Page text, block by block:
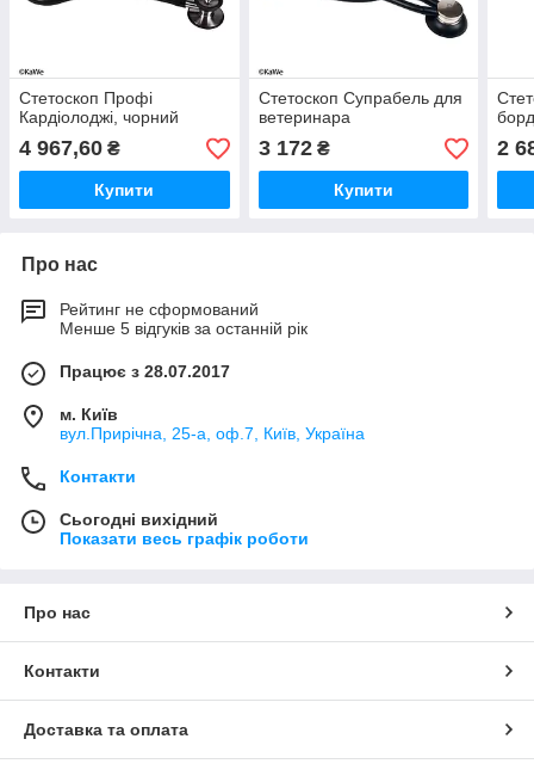
Стетоскоп Профі
Кардіолоджі, чорний
4 967,60 ₴
Купити
Стетоскоп Супрабель для
ветеринара
3 172₴
Купити
2
Про нас
Рейтинг не сформований
Менше 5 відгуків за останній рік
Працює з 28.07.2017
м. Київ
вул.Прирічна, 25-а, оф.7, Київ, Україна
Контакти
Сьогодні вихідний
Показати весь графік роботи
Про нас
Контакти
Доставка та оплата